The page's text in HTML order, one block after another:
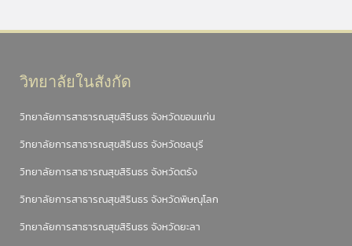
วิทยาลัยในสังกัด
วิทยาลัยการสาธารณสุขสิรินธร จังหวัดขอนแก่น
วิทยาลัยการสาธารณสุขสิรินธร จังหวัดชลบุรี
วิทยาลัยการสาธารณสุขสิรินธร จังหวัดตรัง
วิทยาลัยการสาธารณสุขสิรินธร จังหวัดพิษณุโลก
วิทยาลัยการสาธารณสุขสิรินธร จังหวัดยะลา